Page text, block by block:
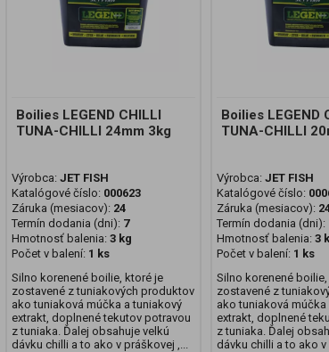
Boilies LEGEND CHILLI
TUNA-CHILLI 24mm 3kg
Výrobca: JET FISH
Katalógové číslo: 000623
Záruka (mesiacov): 24
Termín dodania (dni): 7
Hmotnosť balenia: 3 kg
Počet v balení: 1 ks
Silno korenené boilie, ktoré je
zostavené z tuniakových produktov
ako tuniaková múčka a tuniakový
extrakt, doplnené tekutov potravou
z tuniaka. Ďalej obsahuje velkú
dávku chilli a to ako v práškovej ,...
Boilies LEGEND
TUNA-CHILLI
Výrobca: JET FISH
Katalógové číslo:
Záruka (mesiacov):
Termín dodania (dni):
Hmotnosť balenia: 3
Počet v balení: 1 ks
Silno korenené
zostavené z
ako tuniaková múčka
extrakt, doplnené
z tuniaka. Ďalej
dávku chilli a to ako v